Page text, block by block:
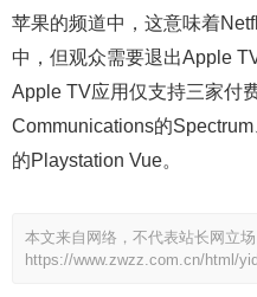
苹果的频道中，这意味着
中，但观众需要退出Apple
Apple TV应用仅支持三家付
Communications的
的Playstation Vue。
本文来自网络，不代表站长网立
https://www.zwzz.com.cn/html/